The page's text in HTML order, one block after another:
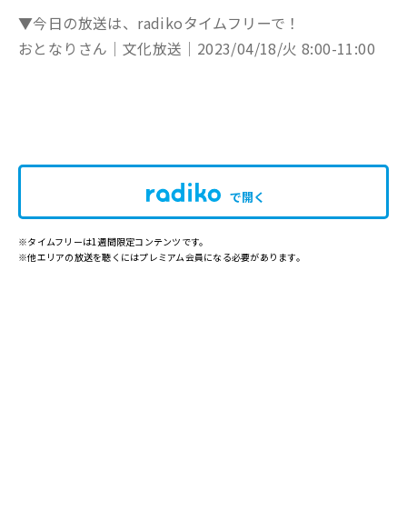
▼今日の放送は、radikoタイムフリーで！
おとなりさん│文化放送│2023/04/18/火 8:00-11:00
で開く
※タイムフリーは1週間限定コンテンツです。
※他エリアの放送を聴くにはプレミアム会員になる必要があります。